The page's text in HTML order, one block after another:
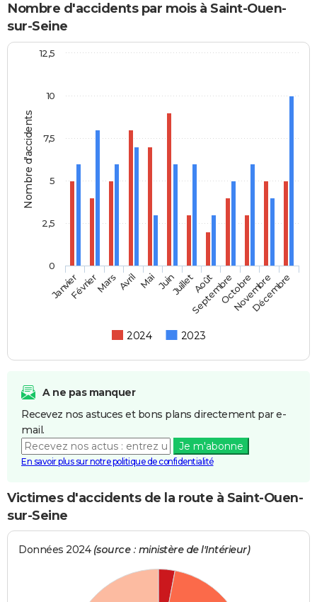
Nombre d'accidents par mois à Saint-Ouen-
sur-Seine
Nombre d'accidents
2024 2023
JanvierFévrierMars Avril MaiJuinJuilletAoût
SeptembreOctobre
Novembre
Décembre
0
10
2,5
5
7,5
12,5
A ne pas manquer
Recevez nos astuces et bons plans directement par e-
mail.
Je m'abonne
En savoir plus sur notre politique de confidentialité
Victimes d'accidents de la route à Saint-Ouen-
sur-Seine
Données 2024 (source : ministère de l'Intérieur)